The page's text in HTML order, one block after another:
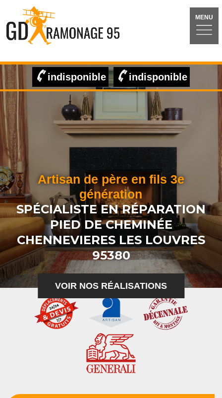
MENU
indisponible indisponible
Artisan de père en fils 3e
génération
SPÉCIALISTE EN RÉPARATION
PIED DE CHEMINÉE
CHENNEVIERES LES LOUVRES
95380
VOIR NOS RÉALISATIONS